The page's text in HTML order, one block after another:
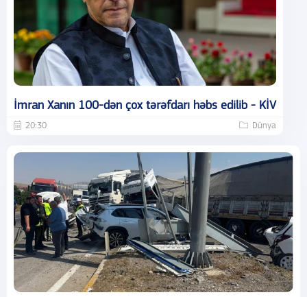
İmran Xanın 100-dən çox tərəfdarı həbs edilib - KİV
20:30 Dünya